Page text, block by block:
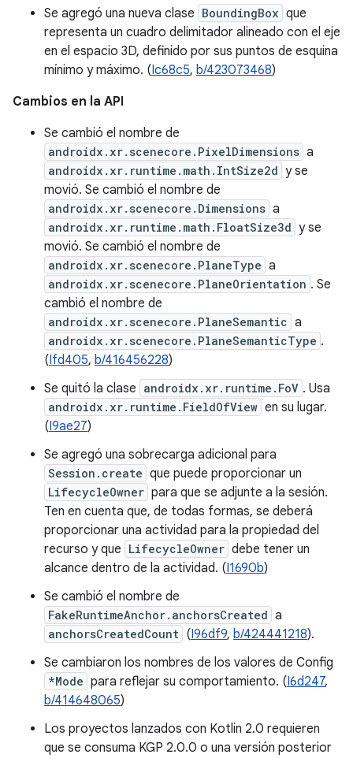
Se agregó una nueva clase BoundingBox que
representa un cuadro delimitador alineado con el eje
en el espacio 3D, definido por sus puntos de esquina
mínimo y máximo. (Ic68c5, b/423073468)
Cambios en la API
Se cambió el nombre de
androidx.xr.scenecore.PixelDimensions a
androidx.xr.runtime.math.IntSize2d y se
movió. Se cambió el nombre de
androidx.xr.scenecore.Dimensions a
androidx.xr.runtime.math.FloatSize3d y se
movió. Se cambió el nombre de
androidx.xr.scenecore.PlaneType a
androidx.xr.scenecore.PlaneOrientation . Se
cambió el nombre de
androidx.xr.scenecore.PlaneSemantic a
androidx.xr.scenecore.PlaneSemanticType .
(Ifd405, b/416456228)
Se quitó la clase androidx.xr.runtime.FoV . Usa
androidx.xr.runtime.FieldOfView en su lugar.
(I9ae27)
Se agregó una sobrecarga adicional para
Session.create que puede proporcionar un
LifecycleOwner para que se adjunte a la sesión.
Ten en cuenta que, de todas formas, se deberá
proporcionar una actividad para la propiedad del
recurso y que LifecycleOwner debe tener un
alcance dentro de la actividad. (I1690b)
Se cambió el nombre de
FakeRuntimeAnchor.anchorsCreated a
anchorsCreatedCount (I96df9, b/424441218).
Se cambiaron los nombres de los valores de Config
*Mode para reflejar su comportamiento. (I6d247,
b/414648065)
Los proyectos lanzados con Kotlin 2.0 requieren
que se consuma KGP 2.0.0 o una versión posterior